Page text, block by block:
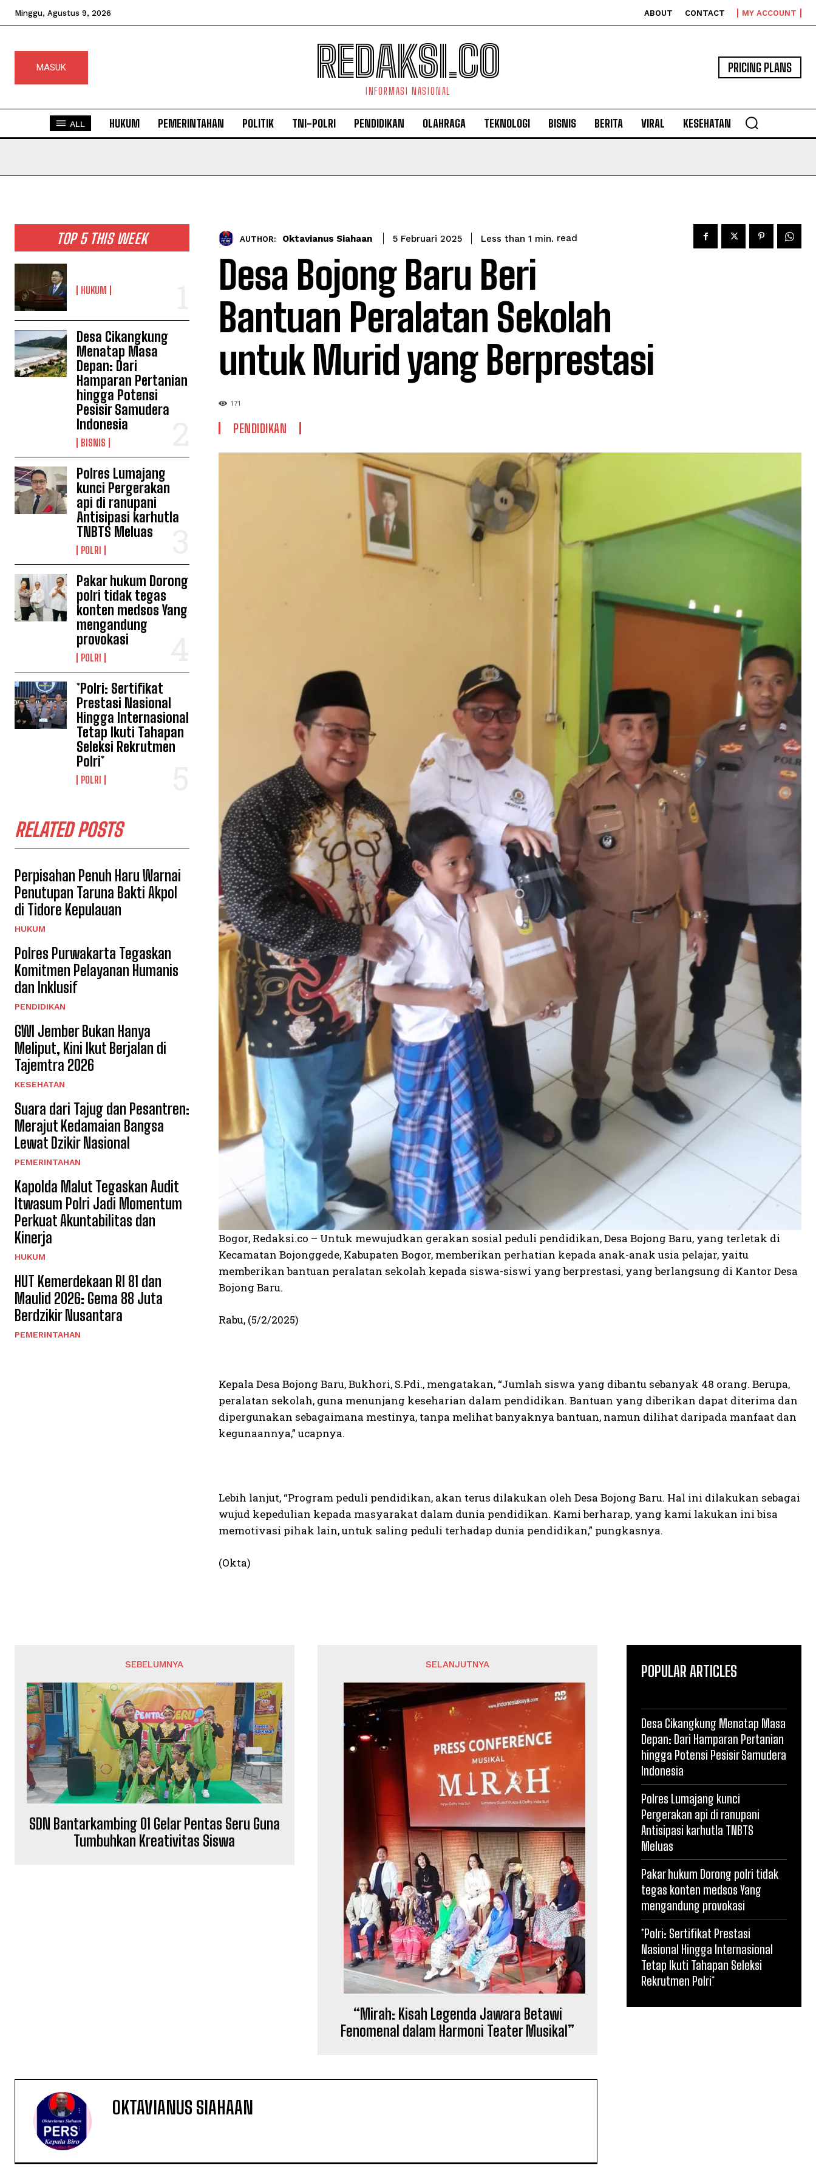
Minggu, Agustus 9, 2026 ABOUT CONTACT MY ACCOUNT
MASUK REDAKSI.CO
INFORMASI NASIONAL
PRICING PLANS
ALL HUKUM PEMERINTAHAN POLITIK TNI-POLRI PENDIDIKAN OLAHRAGA TEKNOLOGI BISNIS BERITA VIRAL KESEHATAN
TOP 5 THIS WEEK
HUKUM
Desa Cikangkung
Menatap Masa
Depan: Dari
Hamparan Pertanian
hingga Potensi
Pesisir Samudera
Indonesia
BISNIS
Polres Lumajang
kunci Pergerakan
api di ranupani
Antisipasi karhutla
TNBTS Meluas
POLRI
Pakar hukum Dorong
polri tidak tegas
konten medsos Yang
mengandung
provokasi
POLRI
*Polri: Sertifikat
Prestasi Nasional
Hingga Internasional
Tetap Ikuti Tahapan
Seleksi Rekrutmen
Polri*
POLRI
RELATED POSTS
Perpisahan Penuh Haru Warnai
Penutupan Taruna Bakti Akpol
di Tidore Kepulauan
HUKUM
Polres Purwakarta Tegaskan
Komitmen Pelayanan Humanis
dan Inklusif
PENDIDIKAN
GWI Jember Bukan Hanya
Meliput, Kini Ikut Berjalan di
Tajemtra 2026
KESEHATAN
Suara dari Tajug dan Pesantren:
Merajut Kedamaian Bangsa
Lewat Dzikir Nasional
PEMERINTAHAN
Kapolda Malut Tegaskan Audit
Itwasum Polri Jadi Momentum
Perkuat Akuntabilitas dan
Kinerja
HUKUM
HUT Kemerdekaan RI 81 dan
Maulid 2026: Gema 88 Juta
Berdzikir Nusantara
PEMERINTAHAN
AUTHOR: Oktavianus Siahaan 5 Februari 2025 Less than 1 min. read
Desa Bojong Baru Beri
Bantuan Peralatan Sekolah
untuk Murid yang Berprestasi
171
PENDIDIKAN
Bogor, Redaksi.co – Untuk mewujudkan gerakan sosial peduli pendidikan, Desa Bojong Baru, yang terletak di
Kecamatan Bojonggede, Kabupaten Bogor, memberikan perhatian kepada anak-anak usia pelajar, yaitu
memberikan bantuan peralatan sekolah kepada siswa-siswi yang berprestasi, yang berlangsung di Kantor Desa
Bojong Baru.
Rabu, (5/2/2025)
Kepala Desa Bojong Baru, Bukhori, S.Pdi., mengatakan, “Jumlah siswa yang dibantu sebanyak 48 orang. Berupa,
peralatan sekolah, guna menunjang keseharian dalam pendidikan. Bantuan yang diberikan dapat diterima dan
dipergunakan sebagaimana mestinya, tanpa melihat banyaknya bantuan, namun dilihat daripada manfaat dan
kegunaannya,” ucapnya.
Lebih lanjut, “Program peduli pendidikan, akan terus dilakukan oleh Desa Bojong Baru. Hal ini dilakukan sebagai
wujud kepedulian kepada masyarakat dalam dunia pendidikan. Kami berharap, yang kami lakukan ini bisa
memotivasi pihak lain, untuk saling peduli terhadap dunia pendidikan,” pungkasnya.
(Okta)
SEBELUMNYA
SDN Bantarkambing 01 Gelar Pentas Seru Guna
Tumbuhkan Kreativitas Siswa
SELANJUTNYA
“Mirah: Kisah Legenda Jawara Betawi
Fenomenal dalam Harmoni Teater Musikal”
OKTAVIANUS SIAHAAN
POPULAR ARTICLES
Desa Cikangkung Menatap Masa
Depan: Dari Hamparan Pertanian
hingga Potensi Pesisir Samudera
Indonesia
Polres Lumajang kunci
Pergerakan api di ranupani
Antisipasi karhutla TNBTS
Meluas
Pakar hukum Dorong polri tidak
tegas konten medsos Yang
mengandung provokasi
*Polri: Sertifikat Prestasi
Nasional Hingga Internasional
Tetap Ikuti Tahapan Seleksi
Rekrutmen Polri*